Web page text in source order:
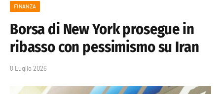
FINANZA
Borsa di New York prosegue in
ribasso con pessimismo su Iran
8 Luglio 2026